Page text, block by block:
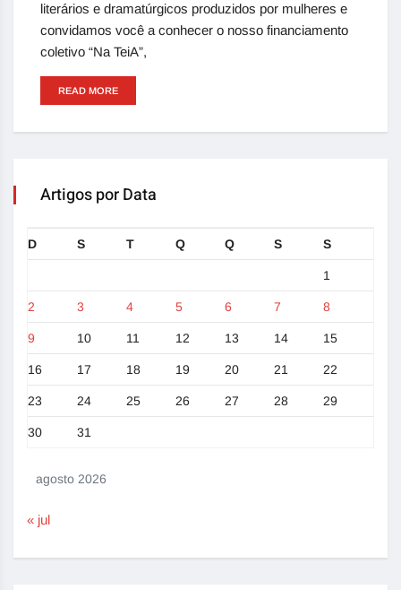
literários e dramatúrgicos produzidos por mulheres e
convidamos você a conhecer o nosso financiamento
coletivo “Na TeiA”,
READ MORE
Artigos por Data
agosto 2026
D S T Q Q S S
1
2 3 4 5 6 7 8
9 10 11 12 13 14 15
16 17 18 19 20 21 22
23 24 25 26 27 28 29
30 31
« jul